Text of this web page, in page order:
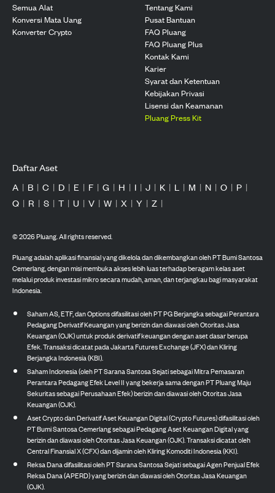
Semua Alat
Konversi Mata Uang
Konverter Crypto
Tentang Kami
Pusat Bantuan
FAQ Pluang
FAQ Pluang Plus
Kontak Kami
Karier
Syarat dan Ketentuan
Kebijakan Privasi
Lisensi dan Keamanan
Pluang Press Kit
Daftar Aset
A | B | C | D | E | F | G | H | I | J | K | L | M | N | O | P |
Q | R | S | T | U | V | W | X | Y | Z |
©2026Pluang. All rights reserved.
Pluang adalah aplikasi finansial yang dikelola dan dikembangkan oleh PT Bumi Santosa
Cemerlang, dengan misi membuka akses lebih luas terhadap beragam kelas aset
melalui produk investasi mikro secara mudah, aman, dan terjangkau bagi masyarakat
Indonesia.
Saham AS, ETF, dan Options difasilitasi oleh PT PG Berjangka sebagai Perantara
Pedagang Derivatif Keuangan yang berizin dan diawasi oleh Otoritas Jasa
Keuangan (OJK) untuk produk derivatif keuangan dengan aset dasar berupa
Efek. Transaksi dicatat pada Jakarta Futures Exchange (JFX) dan Kliring
Berjangka Indonesia (KBI).
Saham Indonesia (oleh PT Sarana Santosa Sejati sebagai Mitra Pemasaran
Perantara Pedagang Efek Level II yang bekerja sama dengan PT Pluang Maju
Sekuritas sebagai Perusahaan Efek) berizin dan diawasi oleh Otoritas Jasa
Keuangan (OJK).
Aset Crypto dan Derivatif Aset Keuangan Digital (Crypto Futures) difasilitasi oleh
PT Bumi Santosa Cemerlang sebagai Pedagang Aset Keuangan Digital yang
berizin dan diawasi oleh Otoritas Jasa Keuangan (OJK). Transaksi dicatat oleh
Central Finansial X (CFX) dan dijamin oleh Kliring Komoditi Indonesia (KKI).
Reksa Dana difasilitasi oleh PT Sarana Santosa Sejati sebagai Agen Penjual Efek
Reksa Dana (APERD) yang berizin dan diawasi oleh Otoritas Jasa Keuangan
(OJK).